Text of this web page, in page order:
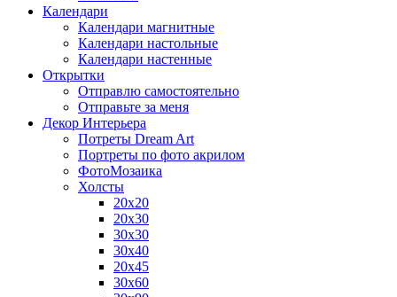
Календари
Календари магнитные
Календари настольные
Календари настенные
Открытки
Отправлю самостоятельно
Отправьте за меня
Декор Интерьера
Потреты Dream Art
Портреты по фото акрилом
ФотоМозаика
Холсты
20х20
20х30
30х30
30х40
20х45
30х60